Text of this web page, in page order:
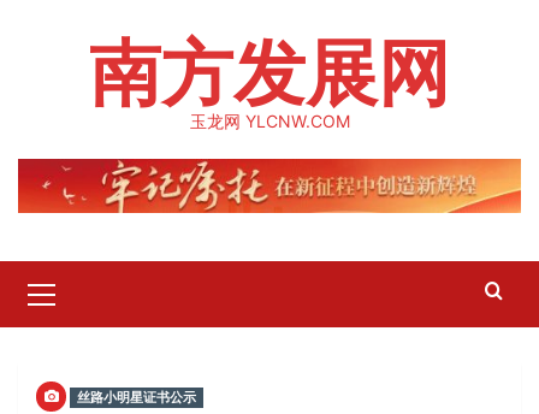
南方发展网
玉龙网 YLCNW.COM
Menu
丝路小明星证书公示